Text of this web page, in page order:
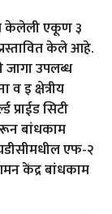
केलेली एकूण ३
केले आहे.
जागा उपलब्ध
इ क्षेत्रीय
प्राईड सिटी
बांधकाम
एफ-२
केंद्र बांधकाम